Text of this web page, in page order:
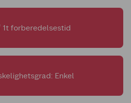
1t forberedelsestid
Enkel